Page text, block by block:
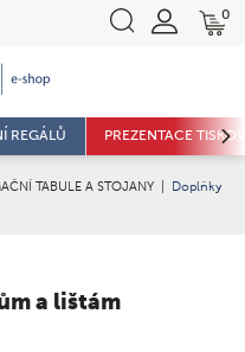
0
REGÁLŮ PREZENTACE
TABULE A STOJANY
Doplňky
a lištám